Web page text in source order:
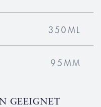
350ML
95MM
GEEIGNET